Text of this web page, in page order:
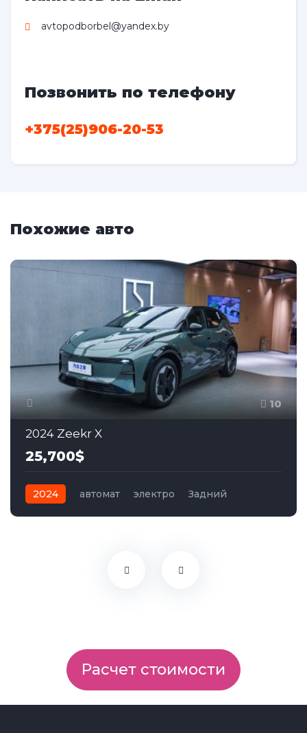
avtopodborbel@yandex.by
Позвонить по телефону
+375(25)906-20-53
Похожие авто
10
2024 Zeekr X
25,700$
2024 автомат электро Задний
Расчет стоимости